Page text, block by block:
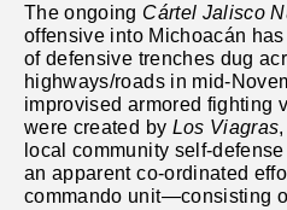
The ongoing Cártel Jalisco
offensive into Michoacán
of defensive trenches dug
highways/roads in mid-
improvised armored fighting
were created by Los Viagras,
local community self-
an apparent co-ordinated
commando unit—consisting